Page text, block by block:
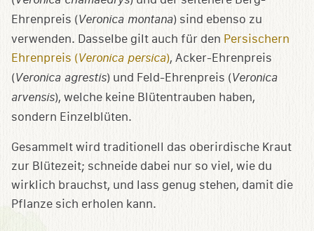
Ehrenpreis (Veronica montana) sind ebenso zu
verwenden. Dasselbe gilt auch für den Persischern
Ehrenpreis (Veronica persica), Acker-Ehrenpreis
(Veronica agrestis) und Feld-Ehrenpreis (Veronica
arvensis), welche keine Blütentrauben haben,
sondern Einzelblüten.
Gesammelt wird traditionell das oberirdische Kraut
zur Blütezeit; schneide dabei nur so viel, wie du
wirklich brauchst, und lass genug stehen, damit die
Pflanze sich erholen kann.